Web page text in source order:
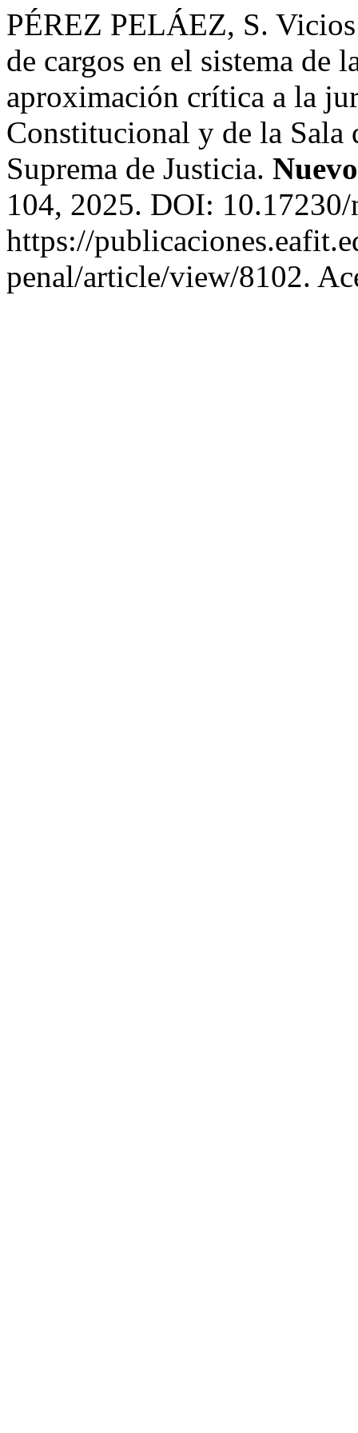
PÉREZ PELÁEZ, S.
de cargos en el sistema de
aproximación crítica a la
Constitucional y de la Sala
Suprema de Justicia.
104, 2025. DOI:
https://
penal/article/view/8102.